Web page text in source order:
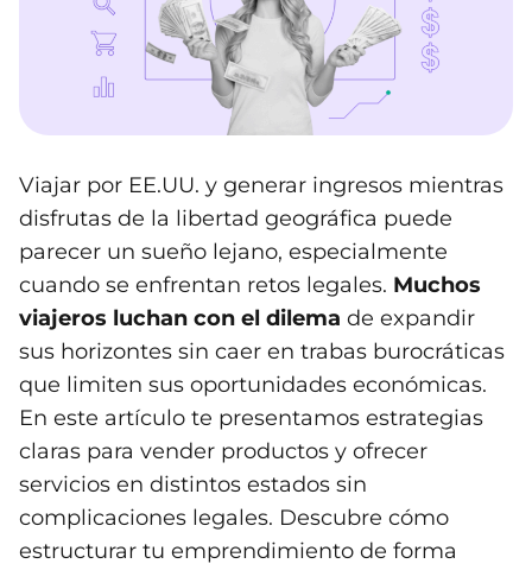
Viajar por EE.UU. y generar ingresos mientras
disfrutas de la libertad geográfica puede
parecer un sueño lejano, especialmente
cuando se enfrentan retos legales. Muchos
viajeros luchan con el dilema de expandir
sus horizontes sin caer en trabas burocráticas
que limiten sus oportunidades económicas.
En este artículo te presentamos estrategias
claras para vender productos y ofrecer
servicios en distintos estados sin
complicaciones legales. Descubre cómo
estructurar tu emprendimiento de forma